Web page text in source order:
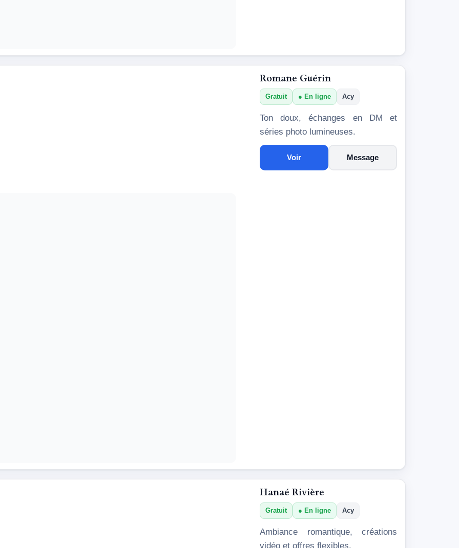
Romane Guérin
Gratuit En ligne Acy
Ton doux, échanges en DM et
séries photo lumineuses.
Voir Message
Hanaé Rivière
Gratuit En ligne Acy
Ambiance romantique, créations
vidéo et offres flexibles.